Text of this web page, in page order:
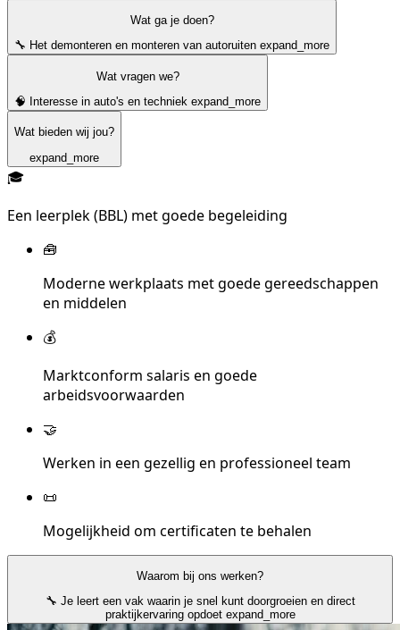
Wat ga je doen?
🔧 Het demonteren en monteren van autoruiten expand_more
Wat vragen we?
🧠 Interesse in auto's en techniek expand_more
Wat bieden wij jou?
expand_more
🎓
Een leerplek (BBL) met goede begeleiding
🧰
Moderne werkplaats met goede gereedschappen
en middelen
💰
Marktconform salaris en goede
arbeidsvoorwaarden
🤝
Werken in een gezellig en professioneel team
📜
Mogelijkheid om certificaten te behalen
Waarom bij ons werken?
🔧 Je leert een vak waarin je snel kunt doorgroeien en direct
praktijkervaring opdoet expand_more